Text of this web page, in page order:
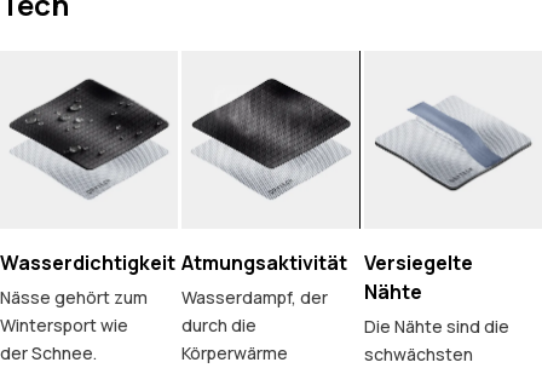
Wasserdichtigkeit
Nässe gehört zum
Wintersport wie
der Schnee.
Atmungsaktivität
Wasserdampf, der
durch die
Körperwärme
Versiegelte
Nähte
Die Nähte sind die
schwächsten